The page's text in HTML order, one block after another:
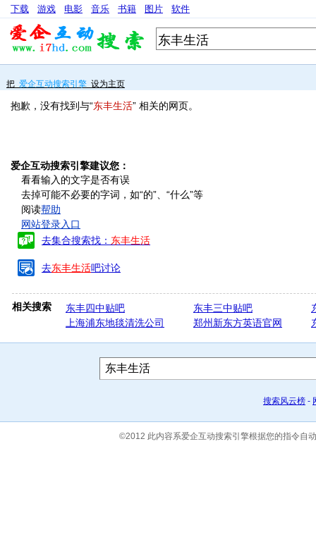
下载 游戏 电影 音乐 书籍 图片 软件
把 爱企互动搜索引擎 设为主页
抱歉，没有找到与“东丰生活” 相关的网页。
爱企互动搜索引擎建议您：
看看输入的文字是否有误
去掉可能不必要的字词，如“的”、“什么”等
阅读帮助
网站登录入口
去集合搜索找： 东丰生活
去东丰生活吧讨论
相关搜索 东丰四中贴吧 东丰三中贴吧
上海浦东地毯清洗公司
郑州新东方英语官网
搜索风云榜 -
©2012 此内容系爱企互动搜索引擎根据您的指令自